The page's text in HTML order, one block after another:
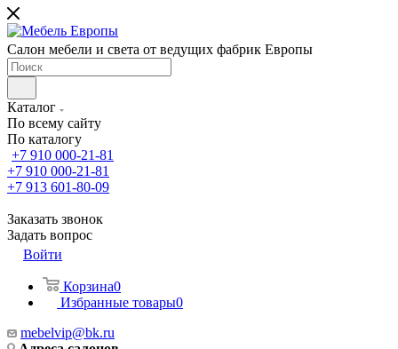
Салон мебели и света от ведущих фабрик Европы
Каталог
По всему сайту
По каталогу
+7 910 000-21-81
+7 910 000-21-81
+7 913 601-80-09
Заказать звонок
Задать вопрос
Войти
Корзина0
Избранные товары0
mebelvip@bk.ru